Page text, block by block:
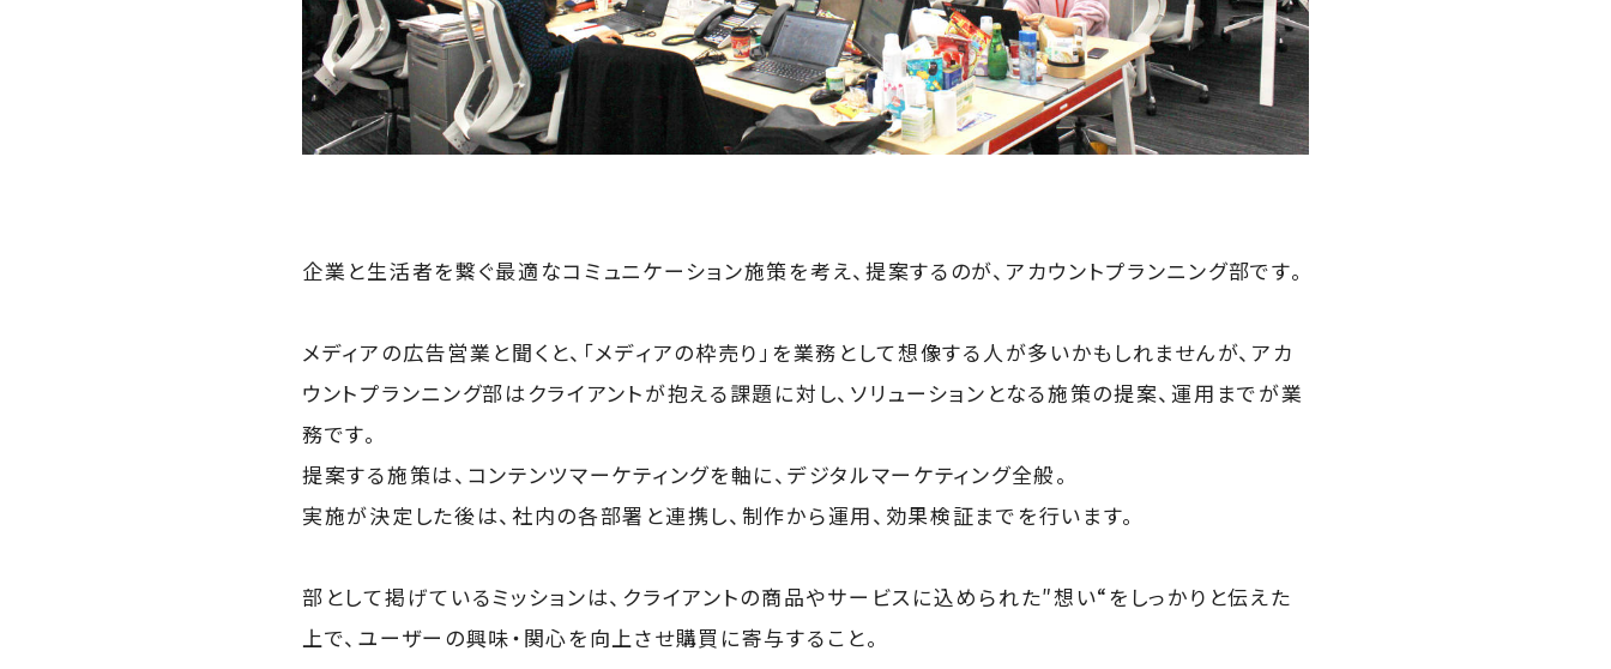
企業と生活者を繋ぐ最適なコミュニケーション施策を考え、提案するのが、アカウントプランニング部です。
メディアの広告営業と聞くと、「メディアの枠売り」を業務として想像する人が多いかもしれませんが、アカ
ウントプランニング部はクライアントが抱える課題に対し、ソリューションとなる施策の提案、運用までが業
務です。
提案する施策は、コンテンツマーケティングを軸に、デジタルマーケティング全般。
実施が決定した後は、社内の各部署と連携し、制作から運用、効果検証までを行います。
部として掲げているミッションは、クライアントの商品やサービスに込められた″想い“をしっかりと伝えた
上で、ユーザーの興味・関心を向上させ購買に寄与すること。